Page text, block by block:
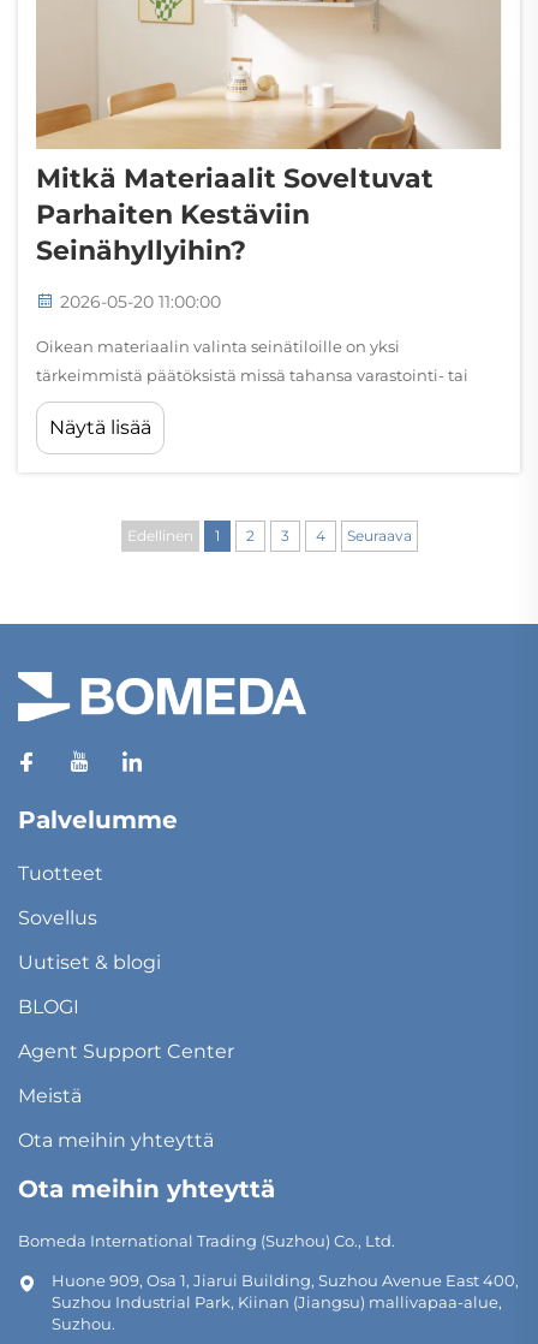
Mitkä Materiaalit Soveltuvat
Parhaiten Kestäviin
Seinähyllyihin?
2026-05-20 11:00:00
Oikean materiaalin valinta seinätiloille on yksi
tärkeimmistä päätöksistä missä tahansa varastointi- tai
näyttöprojektissa. Olipa kyseessä asuinrakennuksen elävä
tila, kaupallinen vähittäiskauppaympäristö tai teollinen
Näytä lisää
Edellinen 1 2 3 4 Seuraava
Palvelumme
Tuotteet
Sovellus
Uutiset & blogi
BLOGI
Agent Support Center
Meistä
Ota meihin yhteyttä
Ota meihin yhteyttä
Bomeda International Trading (Suzhou) Co., Ltd.
Huone 909, Osa 1, Jiarui Building, Suzhou Avenue East 400,
Suzhou Industrial Park, Kiinan (Jiangsu) mallivapaa-alue,
Suzhou.